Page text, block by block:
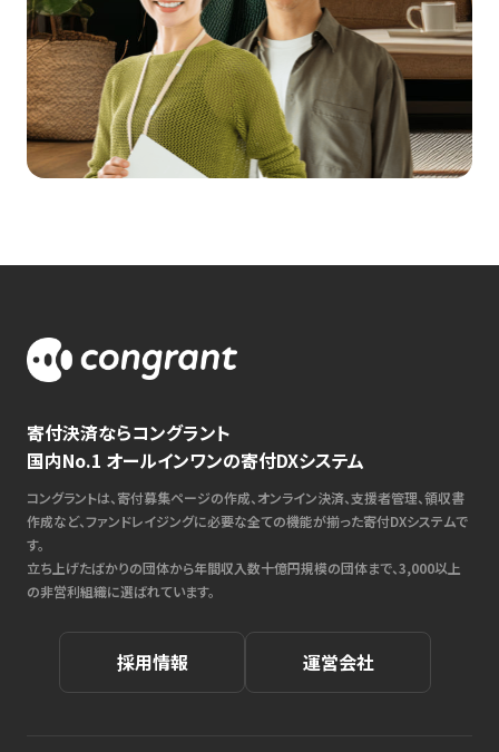
寄付決済ならコングラント
国内No.1 オールインワンの寄付DXシステム
コングラントは、寄付募集ページの作成、オンライン決済、支援者管理、領収書
作成など、ファンドレイジングに必要な全ての機能が揃った寄付DXシステムで
す。
立ち上げたばかりの団体から年間収入数十億円規模の団体まで、3,000以上
の非営利組織に選ばれています。
採用情報 運営会社